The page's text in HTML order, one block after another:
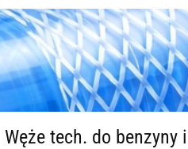
Węże tech. do benzyny